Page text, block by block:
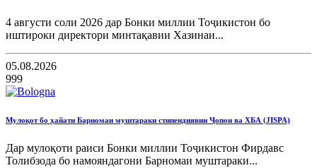
4 августи соли 2026 дар Бонки миллии Тоҷикистон бо
иштироки директори минтақавии Хазинаи...
05.08.2026
999
Мулоқот бо ҳайати Барномаи муштараки стипендиявии Ҷопон ва ХБА (JISPA)
Дар мулоқоти раиси Бонки миллии Тоҷикистон Фирдавс
Толибзода бо намояндагони Барномаи муштараки...